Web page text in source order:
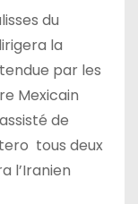
du
la
par les
Mexicain
de
tous deux
l’Iranien